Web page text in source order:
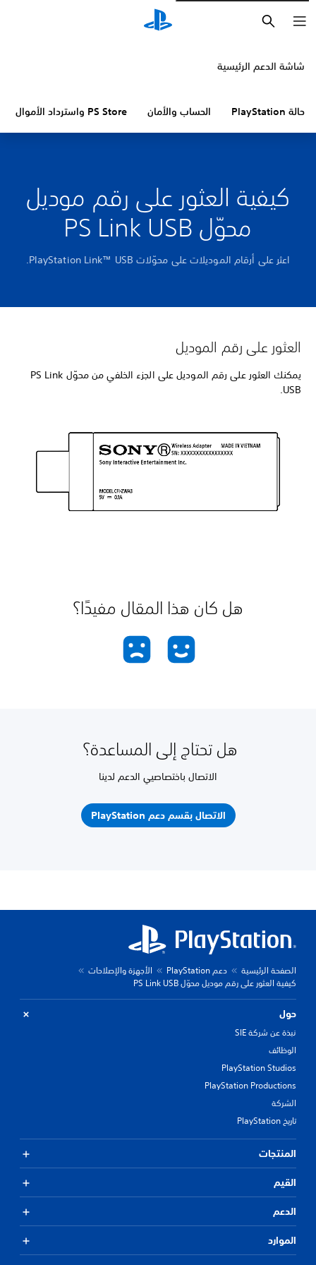
شاشة الدعم الرئيسية
حالة PlayStation الحساب والأمان PS Store واسترداد الأموال
كيفية العثور على رقم موديل
محوّل PS Link USB‎
اعثر على أرقام الموديلات على محوّلات PlayStation Link™ USB.
العثور على رقم الموديل
يمكنك العثور على رقم الموديل على الجزء الخلفي من محوّل PS Link
USB.
هل كان هذا المقال مفيدًا؟
هل تحتاج إلى المساعدة؟
الاتصال باختصاصيي الدعم لدينا
الاتصال بقسم دعم PlayStation
الصفحة الرئيسية دعم PlayStation
الأجهزة والإصلاحات
كيفية العثور على رقم موديل محوّل PS Link USB‎
حول
نبذة عن شركة SIE
الوظائف
PlayStation Studios
PlayStation Productions
الشركة
تاريخ PlayStation
المنتجات
القيم
الدعم
الموارد